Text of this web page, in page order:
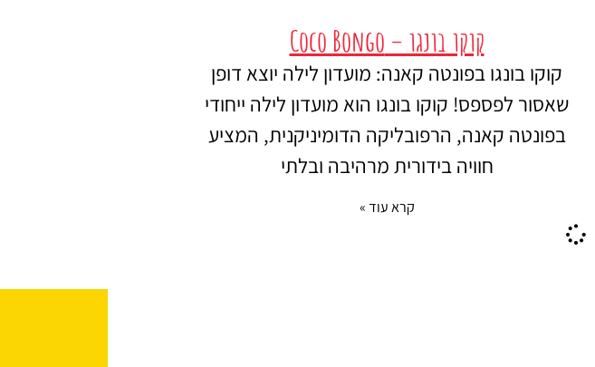
קוקו בונגו – Coco Bongo
קוקו בונגו בפונטה קאנה: מועדון לילה יוצא דופן
שאסור לפספס! קוקו בונגו הוא מועדון לילה ייחודי
בפונטה קאנה, הרפובליקה הדומיניקנית, המציע
חוויה בידורית מרהיבה ובלתי
קרא עוד »